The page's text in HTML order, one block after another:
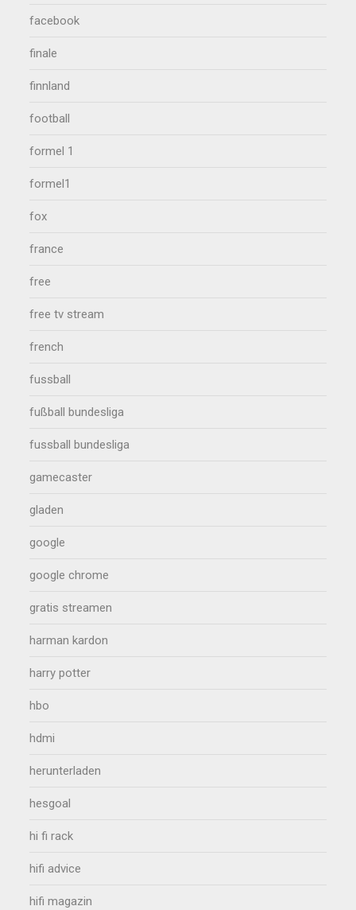
facebook
finale
finnland
football
formel 1
formel1
fox
france
free
free tv stream
french
fussball
fußball bundesliga
fussball bundesliga
gamecaster
gladen
google
google chrome
gratis streamen
harman kardon
harry potter
hbo
hdmi
herunterladen
hesgoal
hi fi rack
hifi advice
hifi magazin